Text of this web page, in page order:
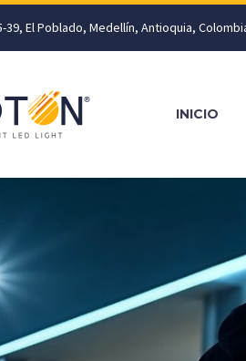
39, El Poblado, Medellín, Antioquia,
INICIO